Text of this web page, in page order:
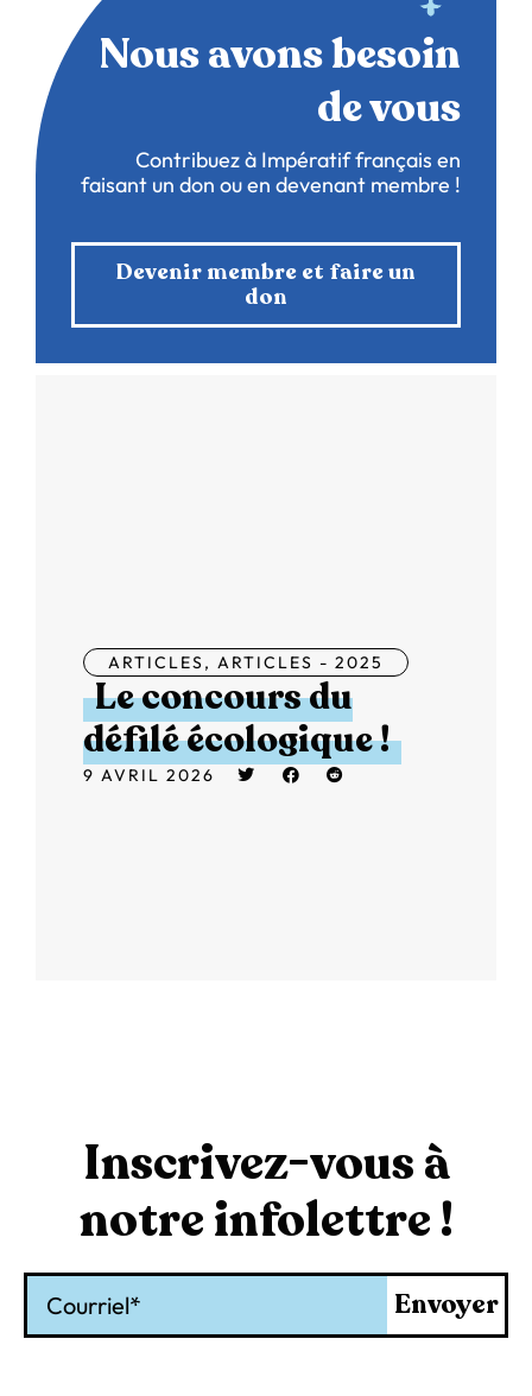
Nous avons besoin
de vous
Contribuez à Impératif français en
faisant un don ou en devenant membre !
Devenir membre et faire un
don
ARTICLES, ARTICLES - 2025
Le concours du
défilé écologique !
9 AVRIL 2026
Inscrivez-vous à
notre infolettre !
Envoyer